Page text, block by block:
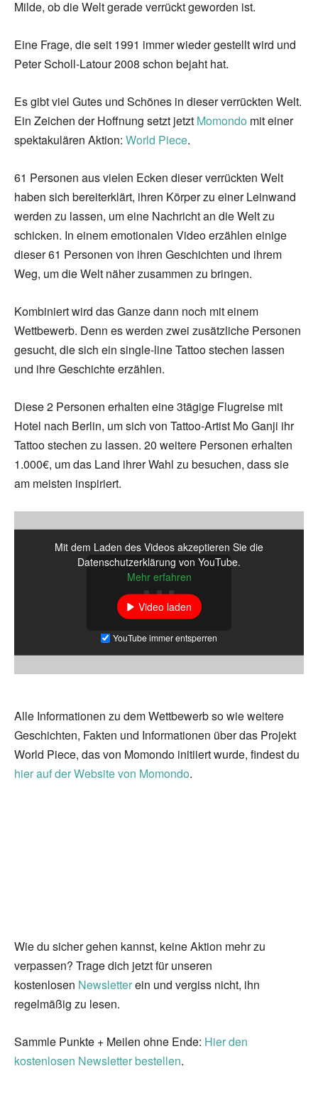
Milde, ob die Welt gerade verrückt geworden ist.
Eine Frage, die seit 1991 immer wieder gestellt wird und
Peter Scholl-Latour 2008 schon bejaht hat.
Es gibt viel Gutes und Schönes in dieser verrückten Welt.
Ein Zeichen der Hoffnung setzt jetzt Momondo mit einer
spektakulären Aktion: World Piece.
61 Personen aus vielen Ecken dieser verrückten Welt
haben sich bereiterklärt, ihren Körper zu einer Leinwand
werden zu lassen, um eine Nachricht an die Welt zu
schicken. In einem emotionalen Video erzählen einige
dieser 61 Personen von ihren Geschichten und ihrem
Weg, um die Welt näher zusammen zu bringen.
Kombiniert wird das Ganze dann noch mit einem
Wettbewerb. Denn es werden zwei zusätzliche Personen
gesucht, die sich ein single-line Tattoo stechen lassen
und ihre Geschichte erzählen.
Diese 2 Personen erhalten eine 3tägige Flugreise mit
Hotel nach Berlin, um sich von Tattoo-Artist Mo Ganji ihr
Tattoo stechen zu lassen. 20 weitere Personen erhalten
1.000€, um das Land ihrer Wahl zu besuchen, dass sie
am meisten inspiriert.
Mit dem Laden des Videos akzeptieren Sie die
Datenschutzerklärung von YouTube.
Mehr erfahren
Video laden
YouTube immer entsperren
Alle Informationen zu dem Wettbewerb so wie weitere
Geschichten, Fakten und Informationen über das Projekt
World Piece, das von Momondo initiiert wurde, findest du
hier auf der Website von Momondo.
Wie du sicher gehen kannst, keine Aktion mehr zu
verpassen? Trage dich jetzt für unseren
kostenlosen Newsletterein und vergiss nicht, ihn
regelmäßig zu lesen.
Sammle Punkte + Meilen ohne Ende: Hier den
kostenlosen Newsletter bestellen.